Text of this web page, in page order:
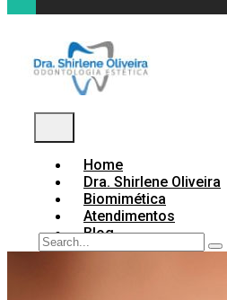
Home
Dra. Shirlene Oliveira
Biomimética
Atendimentos
Blog
Contato